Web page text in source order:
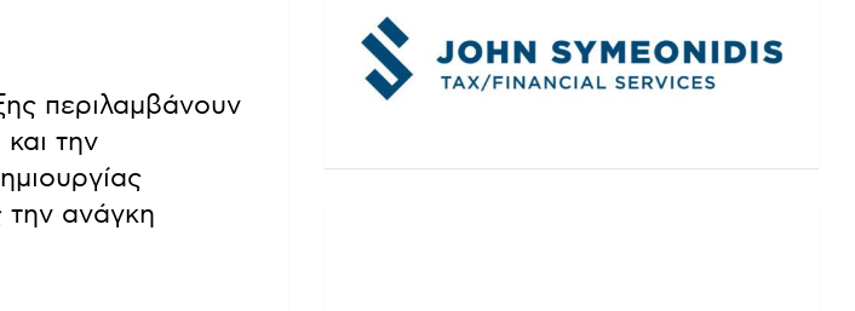
περιλαμβάνουν
την
την ανάγκη